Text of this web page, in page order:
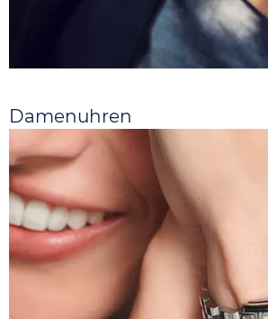
Damenuhren